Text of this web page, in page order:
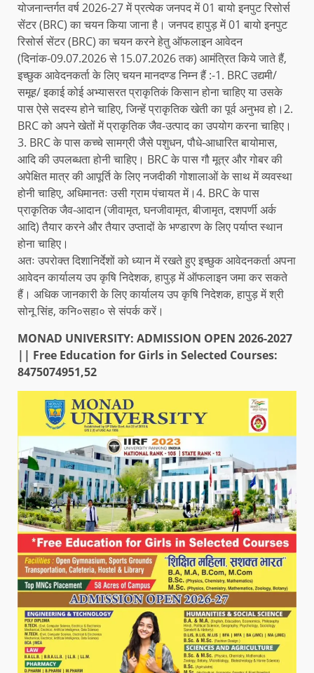
योजनान्तर्गत वर्ष 2026-27 में प्रत्येक जनपद में 01 बायो इनपुट रिसोर्स
सेंटर (BRC) का चयन किया जाना है। जनपद हापुड़ में 01 बायो इनपुट
रिसोर्स सेंटर (BRC) का चयन करने हेतु ऑफलाइन आवेदन
(दिनांक-09.07.2026 से 15.07.2026 तक) आमंत्रित किये जाते हैं,
इच्छुक आवेदनकर्ता के लिए चयन मानदण्ड निम्न हैं :-1. BRC उद्यमी/
समूह/ इकाई कोई अभ्यासरत प्राकृतिकं किसान होना चाहिए या उसके
पास ऐसे सदस्य होने चाहिए, जिन्हें प्राकृतिक खेती का पूर्व अनुभव हो।2.
BRC को अपने खेतों में प्राकृतिक जैव-उत्पाद का उपयोग करना चाहिए।
3. BRC के पास कच्चे सामग्री जैसे पशुधन, पौधे-आधारित बायोमास,
आदि की उपलब्धता होनी चाहिए। BRC के पास गौ मूत्र और गोबर की
अपेक्षित मात्र की आपूर्ति के लिए नजदीकी गोशालाओं के साथ में व्यवस्था
होनी चाहिए, अधिमानतः उसी ग्राम पंचायत में।4. BRC के पास
प्राकृतिक जैव-आदान (जीवामृत, घनजीवामृत, बीजामृत, दशपर्णी अर्क
आदि) तैयार करने और तैयार उप्तादों के भण्डारण के लिए पर्याप्त स्थान
होना चाहिए।
अतः उपरोक्त दिशानिर्देशों को ध्यान में रखते हुए इच्छुक आवेदनकर्ता अपना
आवेदन कार्यालय उप कृषि निदेशक, हापुड़ में ऑफलाइन जमा कर सकते
हैं। अधिक जानकारी के लिए कार्यालय उप कृषि निदेशक, हापुड़ में श्री
सोनू सिंह, कनि०सहा० से संपर्क करें।
MONAD UNIVERSITY: ADMISSION OPEN 2026-2027
|| Free Education for Girls in Selected Courses:
8475074951,52